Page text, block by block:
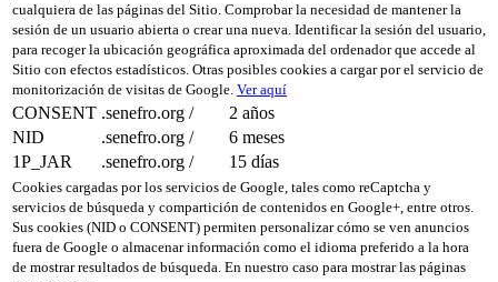
cualquiera de las páginas del Sitio. Comprobar la necesidad de mantener la
sesión de un usuario abierta o crear una nueva. Identificar la sesión del usuario,
para recoger la ubicación geográfica aproximada del ordenador que accede al
Sitio con efectos estadísticos. Otras posibles cookies a cargar por el servicio de
monitorización de visitas de Google. Ver aquí
CONSENT .senefro.org /
2 años
NID
.senefro.org /
6 meses
1P_JAR
.senefro.org / 15 días
Cookies cargadas por los servicios de Google, tales como reCaptcha y
servicios de búsqueda y compartición de contenidos en Google+, entre otros.
Sus cookies (NID o CONSENT) permiten personalizar cómo se ven anuncios
fuera de Google o almacenar información como el idioma preferido a la hora
de mostrar resultados de búsqueda. En nuestro caso para mostrar las páginas